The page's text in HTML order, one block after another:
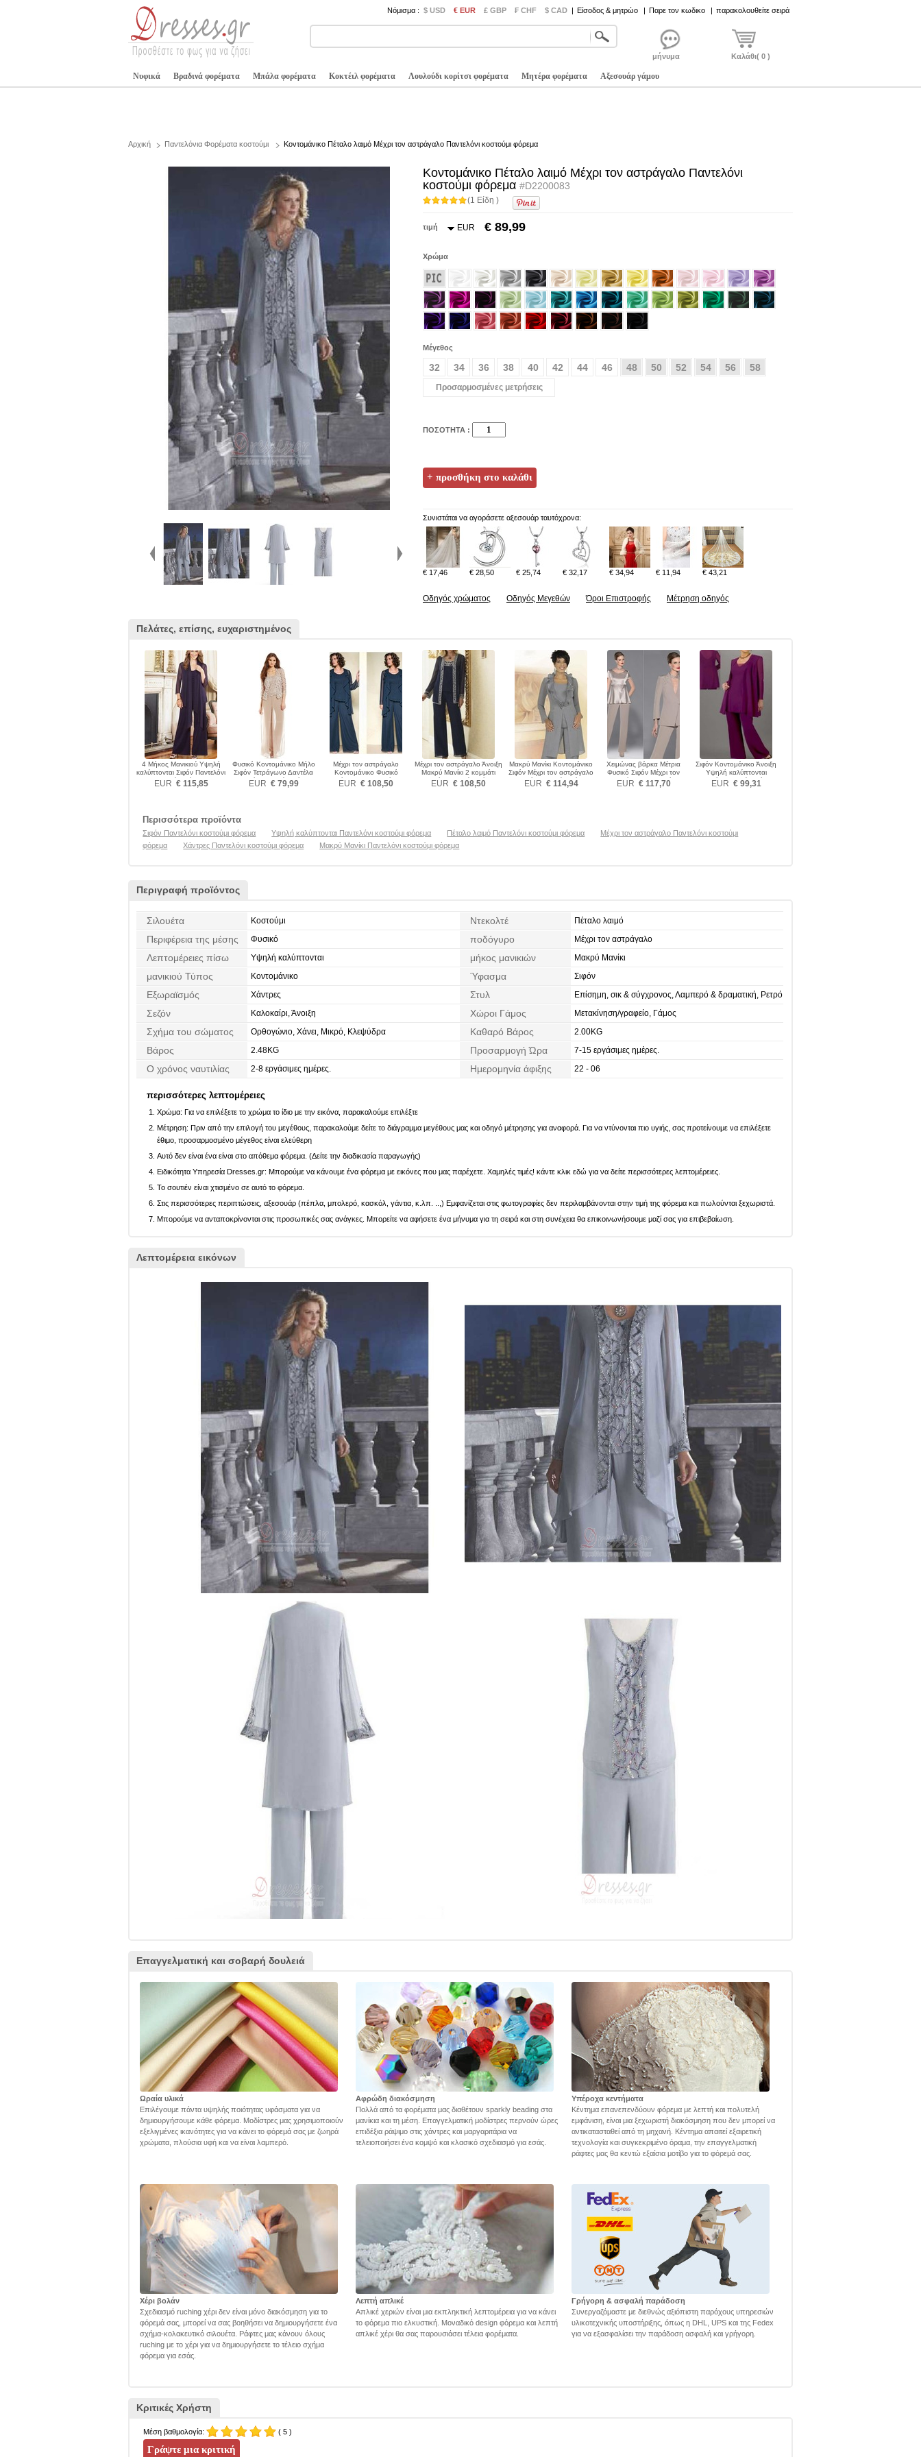
Νόμισμα : $ USD € EUR £ GBP ₣ CHF $ CAD | Είσοδος & μητρώο | Παρε τον κωδικο | παρακολουθείτε σειρά
μήνυμα Καλάθι( 0 )
Νυφικά Βραδινά φορέματα Μπάλα φορέματα Κοκτέιλ φορέματα Λουλούδι κορίτσι φορέματα Μητέρα φορέματα Αξεσουάρ γάμου
Αρχική Παντελόνια Φορέματα κοστούμι Κοντομάνικο Πέταλο λαιμό Μέχρι τον αστράγαλο Παντελόνι κοστούμι φόρεμα
Κοντομάνικο Πέταλο λαιμό Μέχρι τον αστράγαλο Παντελόνι
κοστούμι φόρεμα #D2200083
(1 Είδη )
τιμή EUR € 89,99
Χρώμα
Μέγεθος
32 34 36 38 40 42 44 46 48 50 52 54 56 58
Προσαρμοσμένες μετρήσεις
ΠΟΣΟΤΗΤΑ :
Συνιστάται να αγοράσετε αξεσουάρ ταυτόχρονα:
€ 17,46 € 28,50 € 25,74 € 32,17 € 34,94 € 11,94 € 43,21
Οδηγός χρώματος Οδηγός Μεγεθών Όροι Επιστροφής Μέτρηση οδηγός
Πελάτες, επίσης, ευχαριστημένος
4 Μήκος Μανικιού Υψηλή
καλύπτονται Σιφόν Παντελόνι
κοστούμι φόρεμα
EUR € 115,85
Φυσικό Κοντομάνικο Μήλο
Σιφόν Τετράγωνο Δαντέλα
Παντελόνι κοστούμι φόρεμα
EUR € 79,99
Μέχρι τον αστράγαλο
Κοντομάνικο Φυσικό
Κόσμημα Παντελόνι
κοστούμι φόρεμα
EUR € 108,50
Μέχρι τον αστράγαλο Άνοιξη
Μακρύ Μανίκι 2 κομμάτι
Παντελόνι κοστούμι φόρεμα
EUR € 108,50
Μακρύ Μανίκι Κοντομάνικο
Σιφόν Μέχρι τον αστράγαλο
Παντελόνι κοστούμι φόρεμα
EUR € 114,94
Χειμώνας βάρκα Μέτρια
Φυσικό Σιφόν Μέχρι τον
αστράγαλο Παντελόνι
κοστούμι φόρεμα
EUR € 117,70
Σιφόν Κοντομάνικο Άνοιξη
Υψηλή καλύπτονται
Παντελόνι κοστούμι φόρεμα
EUR € 99,31
Περισσότερα προϊόντα
Σιφόν Παντελόνι κοστούμι φόρεμα Υψηλή καλύπτονται Παντελόνι κοστούμι φόρεμα Πέταλο λαιμό Παντελόνι κοστούμι φόρεμα
Μέχρι τον αστράγαλο Παντελόνι κοστούμι
φόρεμα
Χάντρες Παντελόνι κοστούμι φόρεμα Μακρύ Μανίκι Παντελόνι κοστούμι φόρεμα
Περιγραφή προϊόντος
Σιλουέτα Κοστούμι Ντεκολτέ Πέταλο λαιμό
Περιφέρεια της μέσης Φυσικό ποδόγυρο Μέχρι τον αστράγαλο
Λεπτομέρειες πίσω Υψηλή καλύπτονται μήκος μανικιών Μακρύ Μανίκι
μανικιού Τύπος Κοντομάνικο Ύφασμα Σιφόν
Εξωραϊσμός Χάντρες Στυλ Επίσημη, σικ & σύγχρονος, Λαμπερό & δραματική, Ρετρό
Σεζόν Καλοκαίρι, Άνοιξη Χώροι Γάμος Μετακίνηση/γραφείο, Γάμος
Σχήμα του σώματος Ορθογώνιο, Χάνει, Μικρό, Κλεψύδρα Καθαρό Βάρος 2.00KG
Βάρος 2.48KG Προσαρμογή Ώρα 7-15 εργάσιμες ημέρες.
Ο χρόνος ναυτιλίας 2-8 εργάσιμες ημέρες. Ημερομηνία άφιξης 22 - 06
περισσότερες λεπτομέρειες
Χρώμα: Για να επιλέξετε το χρώμα το ίδιο με την εικόνα, παρακαλούμε επιλέξτε
Μέτρηση: Πριν από την επιλογή του μεγέθους, παρακαλούμε δείτε το διάγραμμα μεγέθους μας και οδηγό μέτρησης για αναφορά. Για να ντύνονται πιο υγιής, σας προτείνουμε να επιλέξετε
έθιμο, προσαρμοσμένο μέγεθος είναι ελεύθερη
Αυτό δεν είναι ένα είναι στο απόθεμα φόρεμα. (Δείτε την διαδικασία παραγωγής)
Ειδικότητα Υπηρεσία Dresses.gr: Μπορούμε να κάνουμε ένα φόρεμα με εικόνες που μας παρέχετε. Χαμηλές τιμές! κάντε κλικ εδώ για να δείτε περισσότερες λεπτομέρειες.
Το σουτιέν είναι χτισμένο σε αυτό το φόρεμα.
Στις περισσότερες περιπτώσεις, αξεσουάρ (πέπλα, μπολερό, κασκόλ, γάντια, κ.λπ. ..,) Εμφανίζεται στις φωτογραφίες δεν περιλαμβάνονται στην τιμή της φόρεμα και πωλούνται ξεχωριστά.
Μπορούμε να ανταποκρίνονται στις προσωπικές σας ανάγκες. Μπορείτε να αφήσετε ένα μήνυμα για τη σειρά και στη συνέχεια θα επικοινωνήσουμε μαζί σας για επιβεβαίωση.
Λεπτομέρεια εικόνων
Επαγγελματική και σοβαρή δουλειά
Ωραία υλικά
Επιλέγουμε πάντα υψηλής ποιότητας υφάσματα για να
δημιουργήσουμε κάθε φόρεμα. Μοδίστρες μας χρησιμοποιούν
εξελιγμένες ικανότητες για να κάνει το φόρεμά σας με ζωηρά
χρώματα, πλούσια υφή και να είναι λαμπερό.
Αφρώδη διακόσμηση
Πολλά από τα φορέματα μας διαθέτουν sparkly beading στα
μανίκια και τη μέση. Επαγγελματική μοδίστρες περνούν ώρες
επιδέξια ράψιμο στις χάντρες και μαργαριτάρια να
τελειοποιήσει ένα κομψό και κλασικό σχεδιασμό για εσάς.
Υπέροχα κεντήματα
Κέντημα επανεπενδύουν φόρεμα με λεπτή και πολυτελή
εμφάνιση, είναι μια ξεχωριστή διακόσμηση που δεν μπορεί να
αντικατασταθεί από τη μηχανή. Κέντημα απαιτεί εξαιρετική
τεχνολογία και συγκεκριμένο όραμα, την επαγγελματική
ράφτες μας θα κεντώ εξαίσια μοτίβο για το φόρεμά σας.
Χέρι βολάν
Σχεδιασμό ruching χέρι δεν είναι μόνο διακόσμηση για το
φόρεμά σας, μπορεί να σας βοηθήσει να δημιουργήσετε ένα
σχήμα-κολακευτικό σιλουέτα. Ράφτες μας κάνουν όλους
ruching με το χέρι για να δημιουργήσετε το τέλειο σχήμα
φόρεμα για εσάς.
Λεπτή απλικέ
Απλικέ χεριών είναι μια εκπληκτική λεπτομέρεια για να κάνει
το φόρεμα πιο ελκυστική. Μοναδικό design φόρεμα και λεπτή
απλικέ χέρι θα σας παρουσιάσει τέλεια φορέματα.
Γρήγορη & ασφαλή παράδοση
Συνεργαζόμαστε με διεθνώς αξιόπιστη παρόχους υπηρεσιών
υλικοτεχνικής υποστήριξης, όπως η DHL, UPS και της Fedex
για να εξασφαλίσει την παράδοση ασφαλή και γρήγορη.
Κριτικές Χρήστη
Μέση βαθμολογία: ( 5 )